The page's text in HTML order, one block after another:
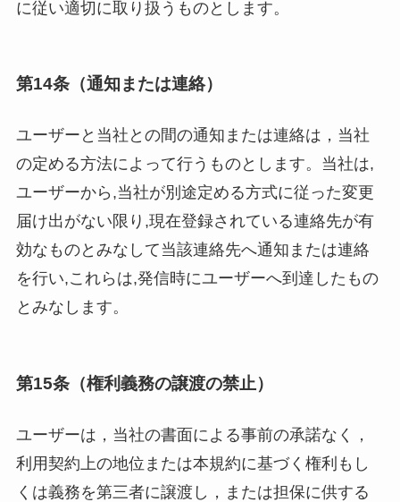
に従い適切に取り扱うものとします。
第14条（通知または連絡）
ユーザーと当社との間の通知または連絡は，当社
の定める方法によって行うものとします。当社は,
ユーザーから,当社が別途定める方式に従った変更
届け出がない限り,現在登録されている連絡先が有
効なものとみなして当該連絡先へ通知または連絡
を行い,これらは,発信時にユーザーへ到達したもの
とみなします。
第15条（権利義務の譲渡の禁止）
ユーザーは，当社の書面による事前の承諾なく，
利用契約上の地位または本規約に基づく権利もし
くは義務を第三者に譲渡し，または担保に供する